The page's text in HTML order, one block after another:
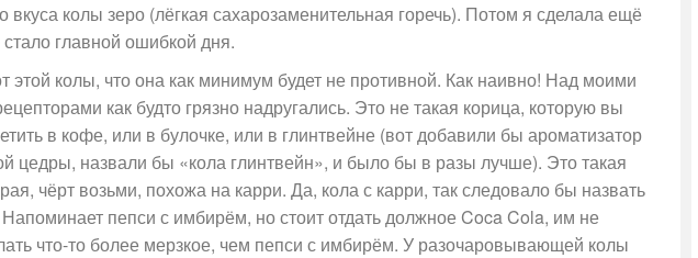
вкуса колы зеро (лёгкая сахарозаменительная горечь). Потом я сделала ещё
стало главной ошибкой дня.
этой колы, что она как минимум будет не противной. Как наивно! Над моими
как будто грязно надругались. Это не такая корица, которую вы
в кофе, или в булочке, или в глинтвейне (вот добавили бы ароматизатор
цедры, назвали бы «кола глинтвейн», и было бы в разы лучше). Это такая
чёрт возьми, похожа на карри. Да, кола с карри, так следовало бы назвать
Напоминает пепси с имбирём, но стоит отдать должное Coca Cola, им не
что-то более мерзкое, чем пепси с имбирём. У разочаровывающей колы